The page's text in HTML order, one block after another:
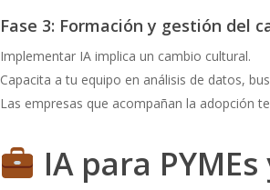
Fase 3: Formación y gestión del
Implementar IA implica un cambio cultural.
Capacita a tu equipo en análisis de datos,
Las empresas que acompañan la adopción
IA para